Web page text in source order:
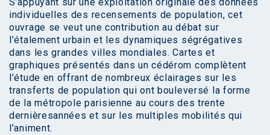
individuelles des recensements de population, cet
ouvrage se veut une contribution au débat sur
l’étalement urbain et les dynamiques ségrégatives
dans les grandes villes mondiales. Cartes et
graphiques présentés dans un cédérom complètent
l’étude en offrant de nombreux éclairages sur les
transferts de population qui ont bouleversé la forme
de la métropole parisienne au cours des trente
dernièresannées et sur les multiples mobilités qui
l’animent.